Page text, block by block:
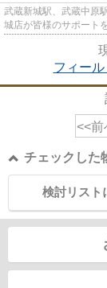
武蔵新城駅、武蔵中
城店が皆様のサポート
フィー
<<前
チェックした
検討リスト